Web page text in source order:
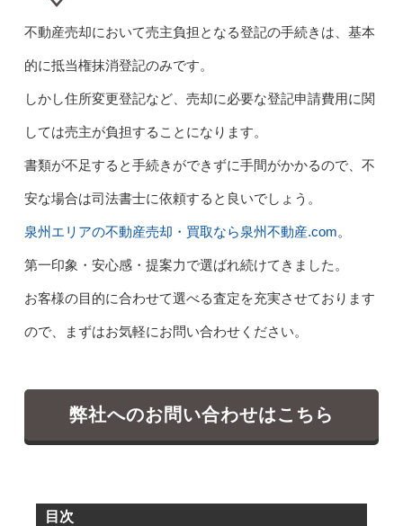
不動産売却において売主負担となる登記の手続きは、基本
的に抵当権抹消登記のみです。
しかし住所変更登記など、売却に必要な登記申請費用に関
しては売主が負担することになります。
書類が不足すると手続きができずに手間がかかるので、不
安な場合は司法書士に依頼すると良いでしょう。
泉州エリアの不動産売却・買取なら泉州不動産.com。
第一印象・安心感・提案力で選ばれ続けてきました。
お客様の目的に合わせて選べる査定を充実させております
ので、まずはお気軽にお問い合わせください。
弊社へのお問い合わせはこちら
目次